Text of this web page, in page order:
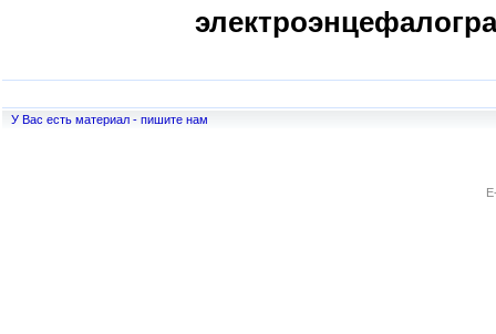
У Вас есть материал - пишите нам